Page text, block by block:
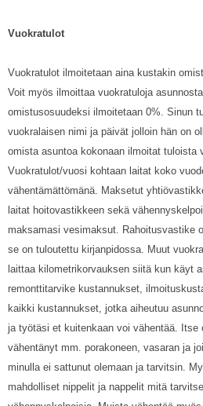
Vuokratulot
Vuokratulot ilmoitetaan aina kustakin
Voit myös ilmoittaa vuokratuloja
omistusosuudeksi ilmoitetaan 0%. Sinun
vuokralaisen nimi ja päivät jolloin hän on
omista asuntoa kokonaan ilmoitat tuloista
Vuokratulot/vuosi kohtaan laitat koko
vähentämättömänä. Maksetut
laitat hoitovastikkeen sekä
maksamasi vesimaksut. Rahoitusvastike
se on tuloutettu kirjanpidossa. Muut
laittaa kilometrikorvauksen siitä kun käyt
remonttitarvike kustannukset,
kaikki kustannukset, jotka aiheutuu
ja työtäsi et kuitenkaan voi vähentää. Itse
vähentänyt mm. porakoneen, vasaran ja
minulla ei sattunut olemaan ja tarvitsin.
mahdolliset nippelit ja nappelit mitä